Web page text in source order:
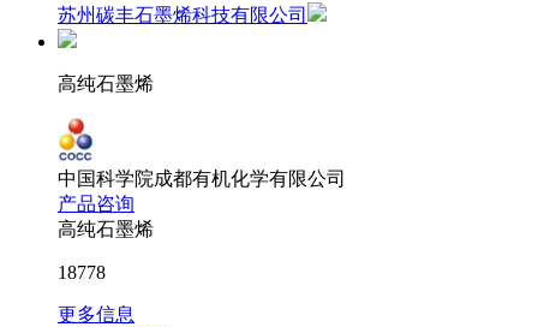
苏州碳丰石墨烯科技有限公司
高纯石墨烯
中国科学院成都有机化学有限公司
产品咨询
高纯石墨烯
18778
更多信息